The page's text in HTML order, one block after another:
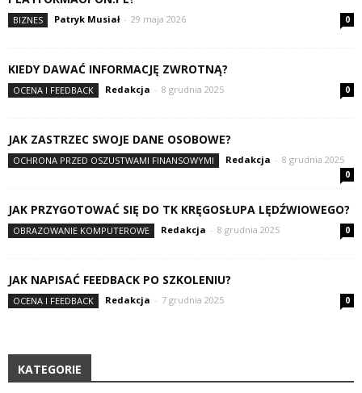
BIZNES Patryk Musiał - 29 maja 2026 0
KIEDY DAWAĆ INFORMACJĘ ZWROTNĄ?
OCENA I FEEDBACK Redakcja - 8 grudnia 2025 0
JAK ZASTRZEC SWOJE DANE OSOBOWE?
OCHRONA PRZED OSZUSTWAMI FINANSOWYMI Redakcja - 8 grudnia 2025
0
JAK PRZYGOTOWAĆ SIĘ DO TK KRĘGOSŁUPA LĘDŹWIOWEGO?
OBRAZOWANIE KOMPUTEROWE Redakcja - 8 grudnia 2025 0
JAK NAPISAĆ FEEDBACK PO SZKOLENIU?
OCENA I FEEDBACK Redakcja - 7 grudnia 2025 0
KATEGORIE